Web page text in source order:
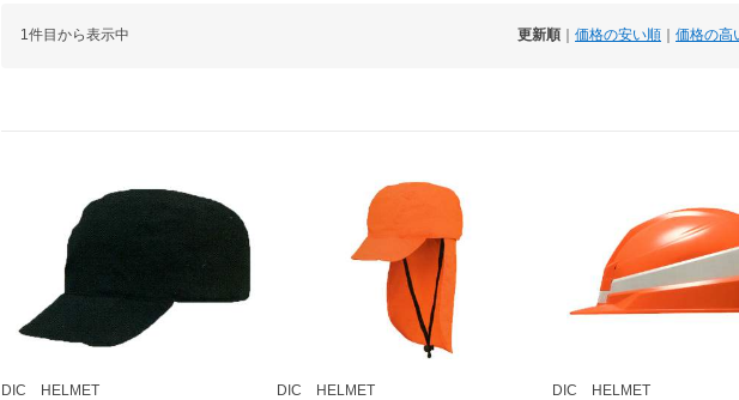
1件目から表示中 更新順 価格の安い順 価格の高
DIC HELMET
DIC HELMET
DIC HELMET